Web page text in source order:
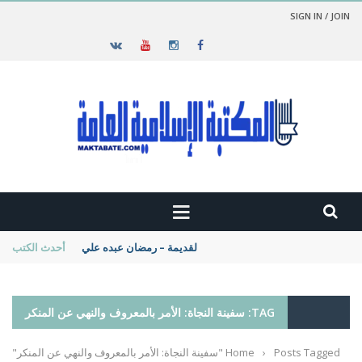
SIGN IN / JOIN
أحدث الكتب حضارة مصر القديمة – رمضان عبده علي
TAG: سفينة النجاة: الأمر بالمعروف والنهي عن المنكر
Home › Posts Tagged "سفينة النجاة: الأمر بالمعروف والنهي عن المنكر"